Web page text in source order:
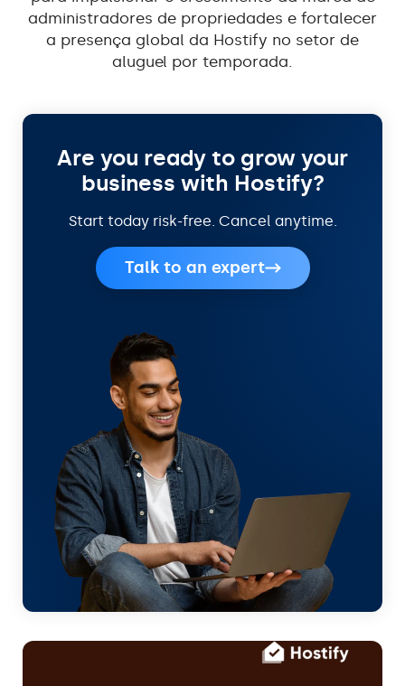
administradores de propriedades e fortalecer
a presença global da Hostify no setor de
aluguel por temporada.
Are you ready to grow your
business with Hostify?
Start today risk-free. Cancel anytime.
Talk to an expert